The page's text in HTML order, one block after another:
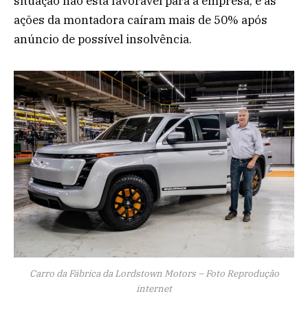
ações da montadora caíram mais de 50% após
anúncio de possível insolvência.
Carro da Fábrica da Lordstown Motors – Foto Reprodução
internet